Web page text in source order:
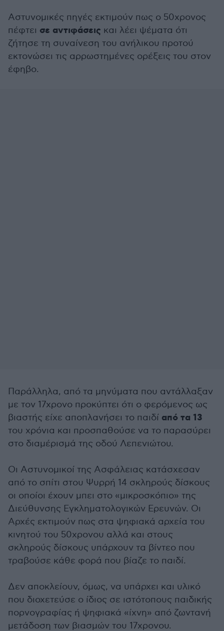
Αστυνομικές πηγές εκτιμούν πως ο 50χρονος
πέφτει σε αντιφάσεις και λέει ψέματα ότι
ζήτησε τη συναίνεση του ανήλικου προτού
εκτονώσει τις αρρωστημένες ορέξεις του στον
έφηβο.
Παράλληλα, από τα μηνύματα που αντάλλαξαν
με τον 17χρονο προκύπτει ότι ο φερόμενος ως
βιαστής είχε αποπλανήσει το παιδί από τα 13
του χρόνια και προσπαθούσε να το παρασύρει
στο διαμέρισμά της οδού Λεπενιώτου.
Οι Αστυνομικοί της Ασφάλειας κατάσχεσαν
από το σπίτι στου Ψυρρή 14 σκληρούς δίσκους
οι οποίοι έχουν μπει στο «μικροσκόπιο» της
Διεύθυνσης Εγκληματολογικών Ερευνών. Οι
Αρχές εκτιμούν πως στα ψηφιακά αρχεία του
κινητού του 50χρονου αλλά και στους
σκληρούς δίσκους υπάρχουν τα βίντεο που
τραβούσε κάθε φορά που βίαζε το παιδί.
Δεν αποκλείουν, όμως, να υπάρχει και υλικό
που διοχετεύσε ο ίδιος σε ιστότοπους παιδικής
πορνογραφίας ή ψηφιακά «ίχνη» από ζωντανή
μετάδοση των βιασμών του 17χρονου.